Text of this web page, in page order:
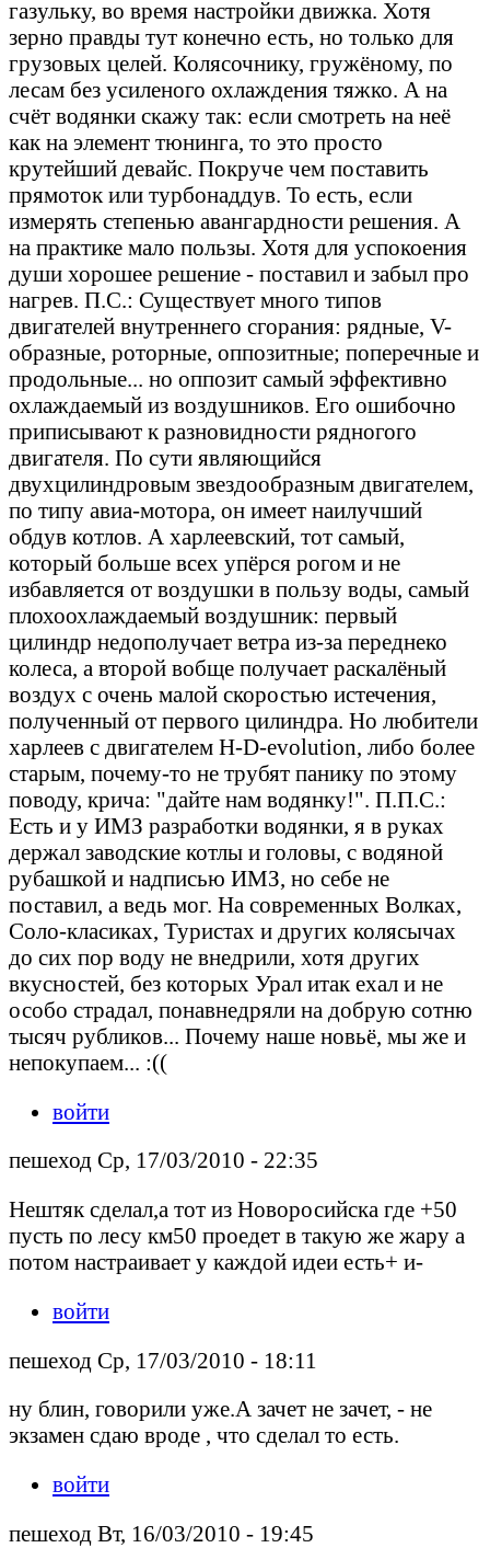
газульку, во время настройки движка. Хотя
зерно правды тут конечно есть, но только для
грузовых целей. Колясочнику, гружёному, по
лесам без усиленого охлаждения тяжко. А на
счёт водянки скажу так: если смотреть на неё
как на элемент тюнинга, то это просто
крутейший девайс. Покруче чем поставить
прямоток или турбонаддув. То есть, если
измерять степенью авангардности решения. А
на практике мало пользы. Хотя для успокоения
души хорошее решение - поставил и забыл про
нагрев. П.С.: Существует много типов
двигателей внутреннего сгорания: рядные, V-
образные, роторные, оппозитные; поперечные и
продольные... но оппозит самый эффективно
охлаждаемый из воздушников. Его ошибочно
приписывают к разновидности рядногого
двигателя. По сути являющийся
двухцилиндровым звездообразным двигателем,
по типу авиа-мотора, он имеет наилучший
обдув котлов. А харлеевский, тот самый,
который больше всех упёрся рогом и не
избавляется от воздушки в пользу воды, самый
плохоохлаждаемый воздушник: первый
цилиндр недополучает ветра из-за переднеко
колеса, а второй вобще получает раскалёный
воздух с очень малой скоростью истечения,
полученный от первого цилиндра. Но любители
харлеев с двигателем H-D-evolution, либо более
старым, почему-то не трубят панику по этому
поводу, крича: "дайте нам водянку!". П.П.С.:
Есть и у ИМЗ разработки водянки, я в руках
держал заводские котлы и головы, с водяной
рубашкой и надписью ИМЗ, но себе не
поставил, а ведь мог. На современных Волках,
Соло-класиках, Туристах и других колясычах
до сих пор воду не внедрили, хотя других
вкусностей, без которых Урал итак ехал и не
особо страдал, понавнедряли на добрую сотню
тысяч рубликов... Почему наше новьё, мы же и
непокупаем... :((
войти
пешеход Ср, 17/03/2010 - 22:35
Нештяк сделал,а тот из Новоросийска где +50
пусть по лесу км50 проедет в такую же жару а
потом настраивает у каждой идеи есть+ и-
войти
пешеход Ср, 17/03/2010 - 18:11
ну блин, говорили уже.А зачет не зачет, - не
экзамен сдаю вроде , что сделал то есть.
войти
пешеход Вт, 16/03/2010 - 19:45